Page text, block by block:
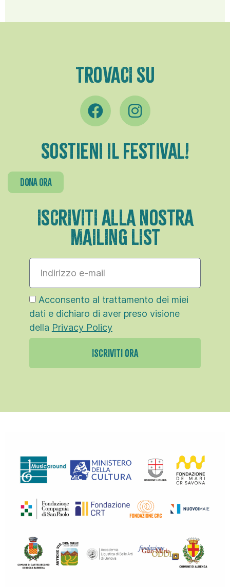
TROVACI SU
Sostieni il festival!
dona ora
ISCRIVITI ALLA NOSTRA
MAILING LIST
Acconsento al trattamento dei miei
dati e dichiaro di aver preso visione
della Privacy Policy
ISCRIVITI ORA